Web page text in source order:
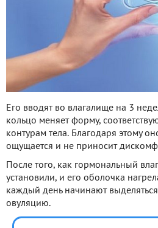
Его вводят во влагалище на 3
кольцо меняет форму,
контурам тела. Благодаря этому
ощущается и не приносит
После того, как гормональный
установили, и его оболочка
каждый день начинают
овуляцию.